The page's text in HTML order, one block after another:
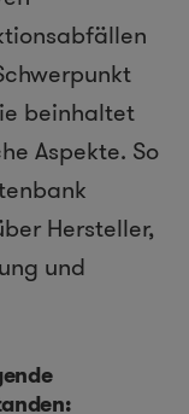
beinhaltet
Aspekte. So
Hersteller,
und